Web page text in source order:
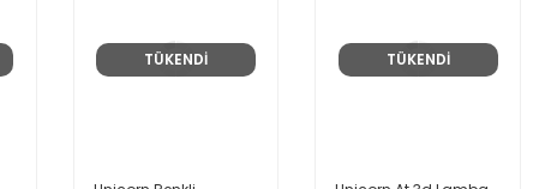
TÜKENDİ TÜKENDİ